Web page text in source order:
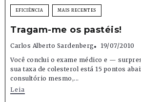
EFICIÊNCIA MAIS RECENTES
Tragam-me os pastéis!
Carlos Alberto Sardenberg
19/07/2010
Você conclui o exame médico e —
sua taxa de colesterol está 15 pontos
consultório mesmo,...
Leia